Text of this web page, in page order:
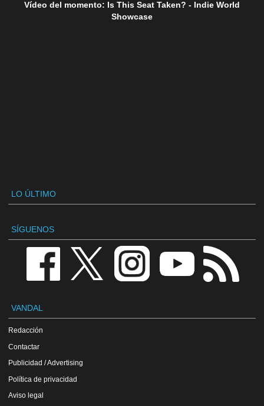
Vídeo del momento: Is This Seat Taken? - Indie World
Showcase
LO ÚLTIMO
SÍGUENOS
VANDAL
Redacción
Contactar
Publicidad / Advertising
Política de privacidad
Aviso legal